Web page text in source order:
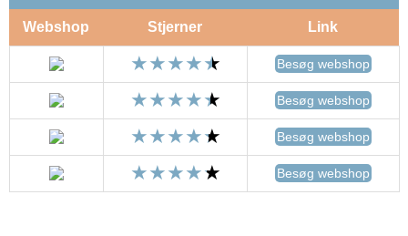
Webshop Stjerner Link
Besøg webshop
Besøg webshop
Besøg webshop
Besøg webshop